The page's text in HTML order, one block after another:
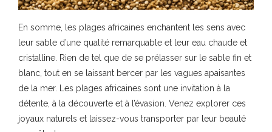
En somme, les plages africaines enchantent les sens avec
leur sable d’une qualité remarquable et leur eau chaude et
cristalline. Rien de tel que de se prélasser sur le sable fin et
blanc, tout en se laissant bercer par les vagues apaisantes
de la mer. Les plages africaines sont une invitation à la
détente, à la découverte et à l’évasion. Venez explorer ces
joyaux naturels et laissez-vous transporter par leur beauté